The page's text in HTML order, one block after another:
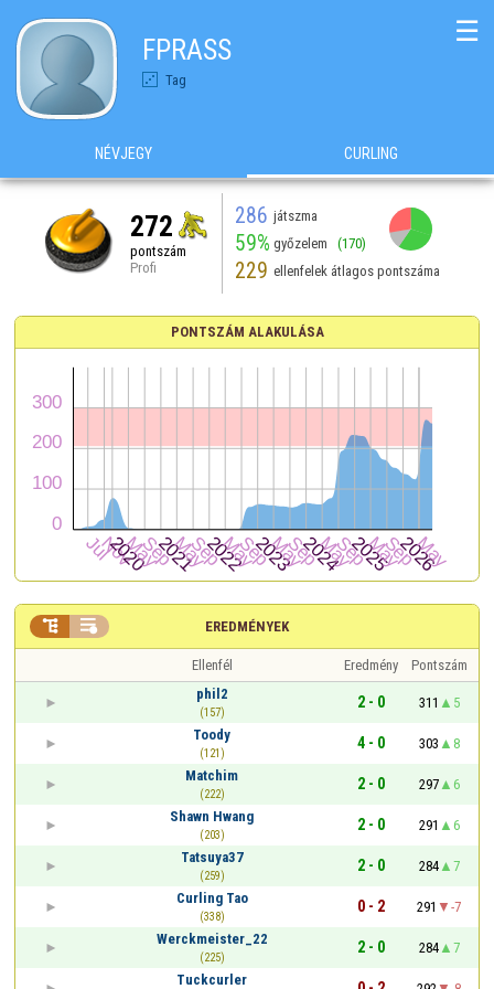
FPRASS
Tag
☰
NÉVJEGY CURLING
272
pontszám
Profi
286 játszma
59% győzelem (170)
229 ellenfelek átlagos pontszáma
PONTSZÁM ALAKULÁSA
EREDMÉNYEK
 
Ellenfél Eredmény
Pontszám
phil2
(157)
2 - 0 311
5
Toody
(121)
4 - 0 303
8
Matchim
(222)
2 - 0 297
6
Shawn Hwang
(203)
2 - 0 291
6
Tatsuya37
(259)
2 - 0 284
7
Curling Tao
(338)
0 - 2 291
-7
Werckmeister_22
(225)
2 - 0 284
7
Tuckcurler